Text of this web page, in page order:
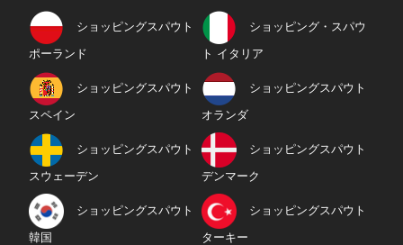
ショッピングスパウト
ポーランド
ショッピング・スパウ
ト イタリア
ショッピングスパウト
スペイン
ショッピングスパウト
オランダ
ショッピングスパウト
スウェーデン
ショッピングスパウト
デンマーク
ショッピングスパウト
韓国
ショッピングスパウト
ターキー